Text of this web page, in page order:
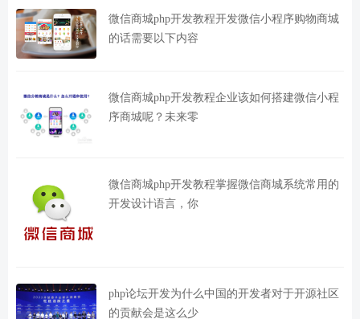
微信商城php开发教程开发微信小程序购物商城
的话需要以下内容
微信商城php开发教程企业该如何搭建微信小程
序商城呢？未来零
微信商城php开发教程掌握微信商城系统常用的
开发设计语言，你
php论坛开发为什么中国的开发者对于开源社区
的贡献会是这么少